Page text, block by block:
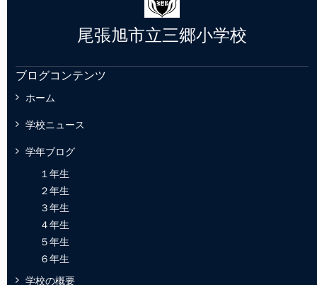
尾張旭市立三郷小学校
ブログコンテンツ
ホーム
学校ニュース
学年ブログ
１年生
２年生
３年生
４年生
５年生
６年生
学校の概要